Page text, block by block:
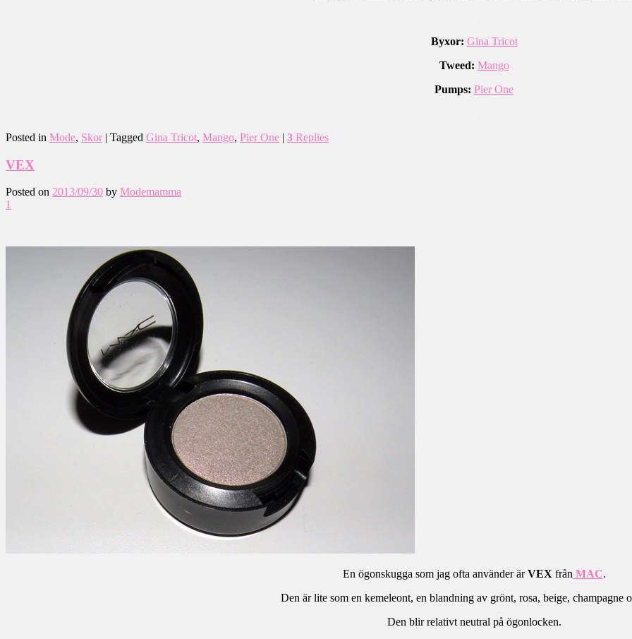
Byxor: Gina Tricot
Tweed: Mango
Pumps: Pier One
Posted in Mode, Skor | Tagged Gina Tricot, Mango, Pier One | 3 Replies
VEX
Posted on 2013/09/30 by Modemamma
1
En ögonskugga som jag ofta använder ärVEX från MAC.
Den är lite som en kemeleont, en blandning av grönt, rosa, beige, champagne
Den blir relativt neutral på ögonlocken.